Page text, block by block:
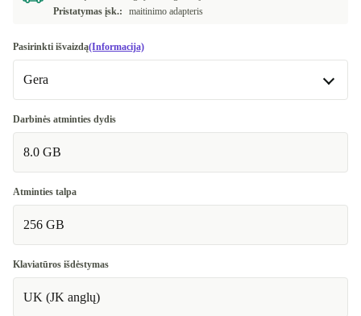
Pristatymas įsk.:
maitinimo adapteris
Pasirinkti išvaizdą(Informacija)
Gera
Gera
Labai gera
Puiki
Darbinės atminties dydis
8.0 GB
Atminties talpa
256 GB
Klaviatūros išdėstymas
UK (JK anglų)